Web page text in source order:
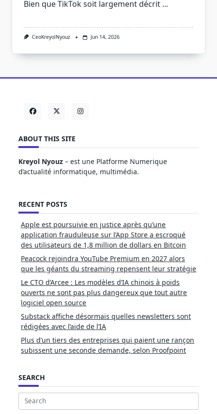
Bien que TikTok soit largement décrit ...
CeoKreyolNyouz Jun 14, 2026
ABOUT THIS SITE
Kreyol Nyouz – est une Platforme Numerique
d’actualité informatique, multimédia.
RECENT POSTS
Apple est poursuivie en justice après qu’une
application frauduleuse sur l’App Store a escroqué
des utilisateurs de 1,8 million de dollars en Bitcoin
Peacock rejoindra YouTube Premium en 2027 alors
que les géants du streaming repensent leur stratégie
Le CTO d’Arcee : Les modèles d’IA chinois à poids
ouverts ne sont pas plus dangereux que tout autre
logiciel open source
Substack affiche désormais quelles newsletters sont
rédigées avec l’aide de l’IA
Plus d’un tiers des entreprises qui paient une rançon
subissent une seconde demande, selon Proofpoint
SEARCH
Search